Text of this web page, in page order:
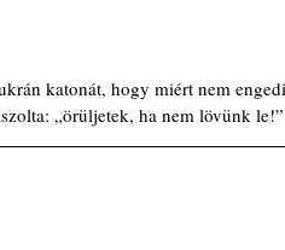
katonát, hogy miért nem
„örüljetek, ha nem lövünk le!”